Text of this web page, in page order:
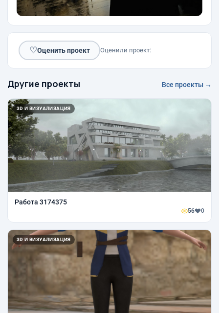
♡Оценить проект Оценили проект:
Другие проекты Все проекты →
3D И ВИЗУАЛИЗАЦИЯ
Работа 3174375
56 0
3D И ВИЗУАЛИЗАЦИЯ